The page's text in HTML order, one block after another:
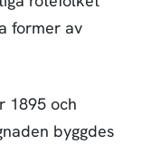
former av
1895 och
byggdes